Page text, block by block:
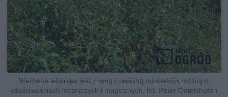
Werbena lekarska jest znaną i cenioną od wieków rośliną o
właściwościach leczniczych i magicznych, fot. Peter Oetelshofen